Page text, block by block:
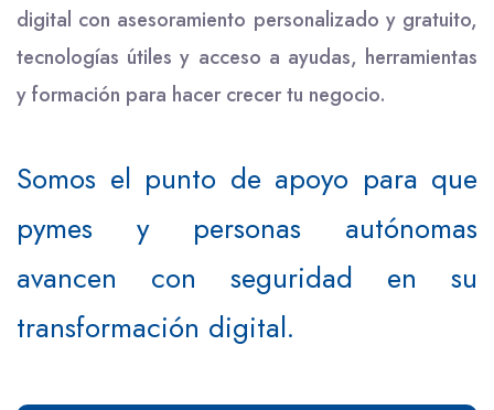
digital con asesoramiento personalizado y gratuito,
tecnologías útiles y acceso a ayudas, herramientas
y formación para hacer crecer tu negocio.
Somos el punto de apoyo para que
pymes y personas autónomas
avancen con seguridad en su
transformación digital.